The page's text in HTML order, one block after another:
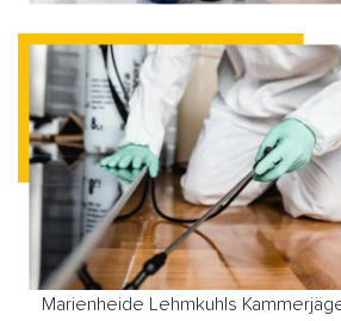
Marienheide Lehmkuhls